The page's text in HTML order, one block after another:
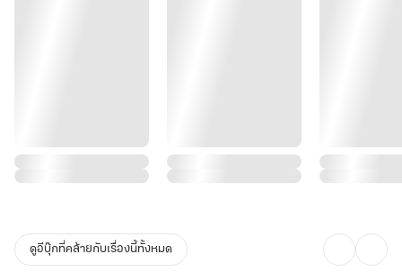
ดูอีบุ๊กที่คล้ายกับเรื่องนี้ทั้งหมด